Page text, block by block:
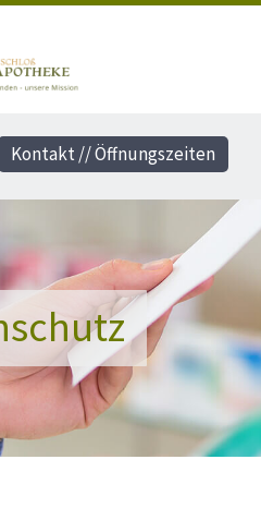
Kontakt // Öffnungszeiten